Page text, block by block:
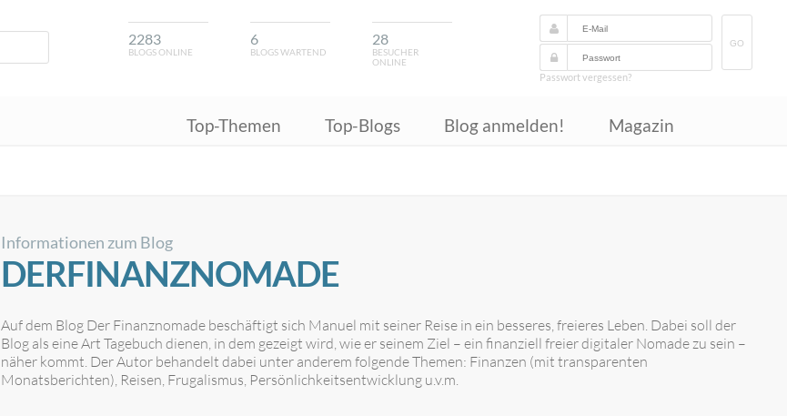
2283
BLOGS ONLINE
6
BLOGS WARTEND
28
BESUCHER
ONLINE
GO
Passwort vergessen?
Top-Themen Top-Blogs Blog anmelden! Magazin
Informationen zum Blog
DERFINANZNOMADE
Auf dem Blog Der Finanznomade beschäftigt sich Manuel mit seiner Reise in ein besseres, freieres Leben. Dabei soll der
Blog als eine Art Tagebuch dienen, in dem gezeigt wird, wie er seinem Ziel – ein finanziell freier digitaler Nomade zu sein –
näher kommt. Der Autor behandelt dabei unter anderem folgende Themen: Finanzen (mit transparenten
Monatsberichten), Reisen, Frugalismus, Persönlichkeitsentwicklung u.v.m.